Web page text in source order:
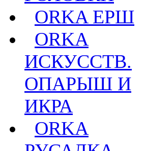
ORKA ЕРШ
ORKA
ИСКУССТВ.
ОПАРЫШ И
ИКРА
ORKA